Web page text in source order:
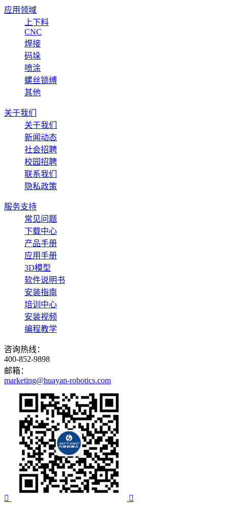
应用领域
上下料
CNC
焊接
码垛
喷涂
螺丝锁缚
其他
关于我们
关于我们
新闻动态
社会招聘
校园招聘
联系我们
隐私政策
服务支持
常见问题
下载中心
产品手册
应用手册
3D模型
软件说明书
安装指南
培训中心
安装视频
编程教学
咨询热线：
400-852-9898
邮箱：
marketing@huayan-robotics.com